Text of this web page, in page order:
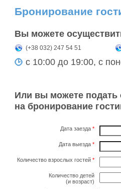
Бронирование
Вы можете
(+38 032) 247 54 51
с 10:00 до 19:00, с
Или вы можете подать
на бронирование
Дата заезда *
Дата выезда *
Количество взрослых гостей *
Количество детей
(и возраст)